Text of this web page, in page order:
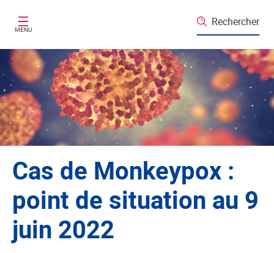
MENU
Rechercher
Cas de Monkeypox :
point de situation au 9
juin 2022